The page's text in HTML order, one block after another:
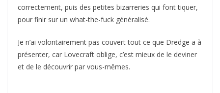
correctement, puis des petites bizarreries qui font tiquer,
pour finir sur un what-the-fuck généralisé.
Je n’ai volontairement pas couvert tout ce que Dredge a à
présenter, car Lovecraft oblige, c’est mieux de le deviner
et de le découvrir par vous-mêmes.